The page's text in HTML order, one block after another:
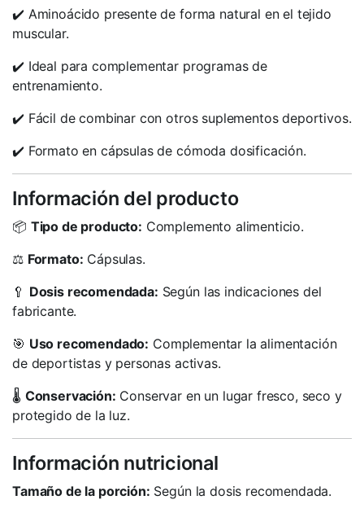
✔️ Aminoácido presente de forma natural en el tejido
muscular.
✔️ Ideal para complementar programas de
entrenamiento.
✔️ Fácil de combinar con otros suplementos deportivos.
✔️ Formato en cápsulas de cómoda dosificación.
Información del producto
📦 Tipo de producto: Complemento alimenticio.
⚖️ Formato: Cápsulas.
🥄 Dosis recomendada: Según las indicaciones del
fabricante.
🎯 Uso recomendado: Complementar la alimentación
de deportistas y personas activas.
🌡️ Conservación: Conservar en un lugar fresco, seco y
protegido de la luz.
Información nutricional
Tamaño de la porción: Según la dosis recomendada.